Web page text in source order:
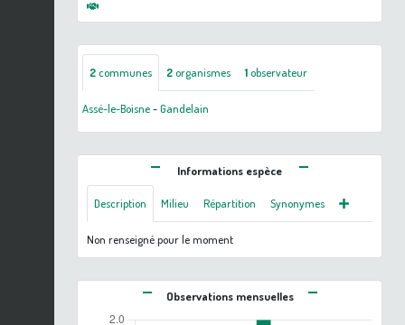
2communes 2organismes 1observateur
Assé-le-Boisne-Gandelain
Informations espèce
Description Milieu Répartition Synonymes
Non renseigné pour le moment
Observations mensuelles